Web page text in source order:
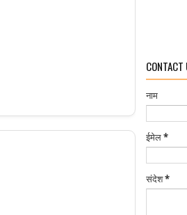
CONTACT
नाम
ईमेल*
संदेश*